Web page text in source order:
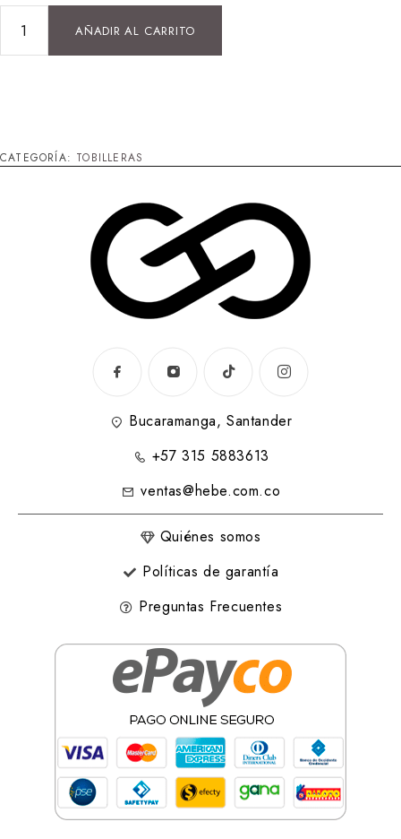
AÑADIR AL CARRITO
CATEGORÍA: TOBILLERAS
Bucaramanga, Santander
+57 315 5883613
ventas@hebe.com.co
Quiénes somos
Políticas de garantía
Preguntas Frecuentes